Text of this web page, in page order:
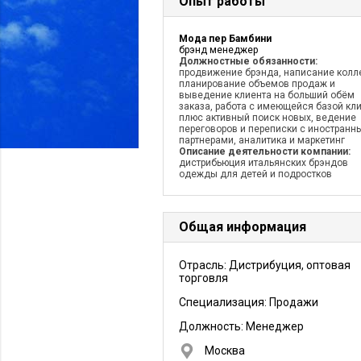
Мода пер Бамбини
брэнд менеджер
Должностные обязанности:
продвижение брэнда, написание
планирование объемов продаж и
выведение клиента на больший обём
заказа, работа с имеющейся базой
плюс активный поиск новых, ведение
переговоров и переписки с
партнерами, аналитика и маркетинг
Описание деятельности компании:
дистрибьюция итальянских брэндов
одежды для детей и подростков
Общая информация
Отрасль: Дистрибуция, оптовая
торговля
Специализация: Продажи
Должность: Менеджер
Москва